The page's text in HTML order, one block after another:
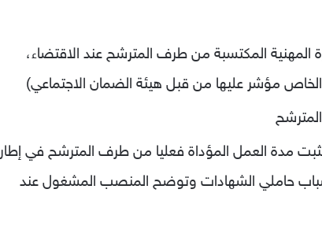
المكتسبة من طرف المترشح عند الاقتضاء،
الخاص مؤشر عليها من قبل هيئة الضمان الاجتماعي)
مدة العمل المؤداة فعليا من طرف المترشح في إطار
حاملي الشهادات وتوضح المنصب المشغول عند